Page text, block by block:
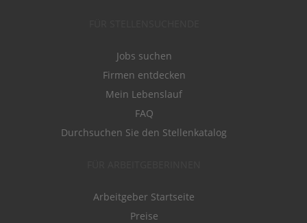
Jobs suchen
Firmen entdecken
Mein Lebenslauf
FAQ
Durchsuchen Sie den Stellenkatalog
Arbeitgeber Startseite
Preise